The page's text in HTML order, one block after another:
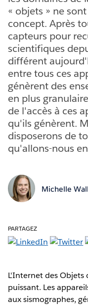
« objets » ne
concept. Après
capteurs pour
scientifiques
différent
entre tous ces
génèrent des
en plus
de l'accès à ces
qu'ils génèrent.
disposerons de
qu'allons-nous
Michelle
PARTAGEZ
L'Internet des
puissant. Les
aux sismographes,